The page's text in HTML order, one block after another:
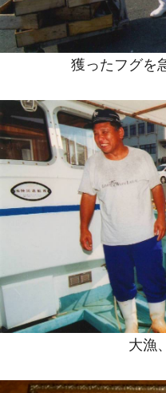
獲ったフグを
大漁